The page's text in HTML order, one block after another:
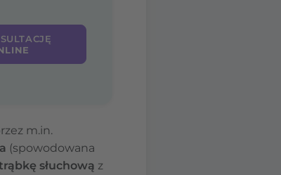
m.in.
(spowodowana
słuchową z